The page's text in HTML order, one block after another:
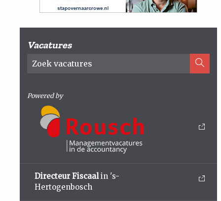
Vacatures
Powered by
Directeur Fiscaalin 's-
Hertogenbosch